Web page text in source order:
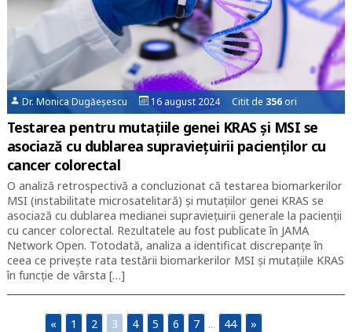
Dr. Monica Dugăeșescu 16 august 2024 Citit de 356 ori
Testarea pentru mutațiile genei KRAS şi MSI se
asociază cu dublarea supraviețuirii pacienților cu
cancer colorectal
O analiză retrospectivă a concluzionat că testarea biomarkerilor
MSI (instabilitate microsatelitară) și mutațiilor genei KRAS se
asociază cu dublarea medianei supraviețuirii generale la pacienţii
cu cancer colorectal. Rezultatele au fost publicate în JAMA
Network Open. Totodată, analiza a identificat discrepanțe în
ceea ce privește rata testării biomarkerilor MSI și mutațiile KRAS
în funcție de vârsta […]
« 1 2 3 4 5 6 7 ... 44 »